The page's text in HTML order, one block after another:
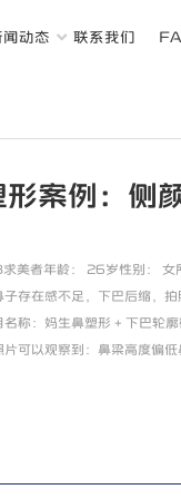
闻动态 联系我们
案例：侧
者年龄： 26岁性别： 女
存在感不足，下巴后缩，
称：妈生鼻塑形 + 下巴轮
可以观察到：鼻梁高度偏